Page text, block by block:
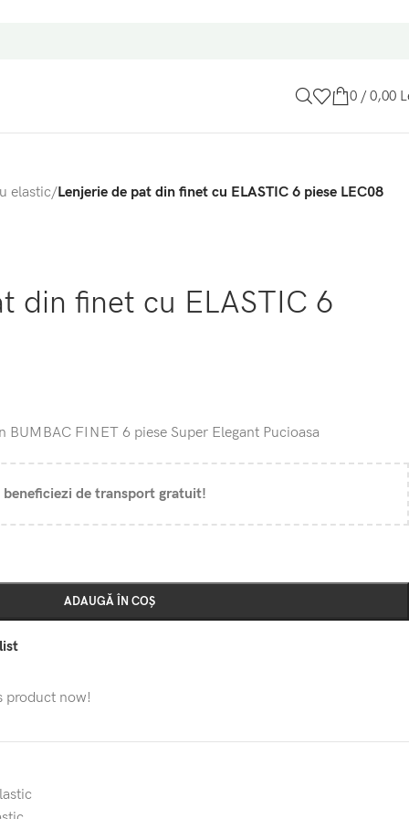
0 / 0,00
elastic/Lenjerie de pat din finet cu ELASTIC 6 piese LEC08
din finet cu ELASTIC 6
BUMBAC FINET 6 piese Super Elegant Pucioasa
de transport gratuit!
ADAUGĂ ÎN COȘ
product now!